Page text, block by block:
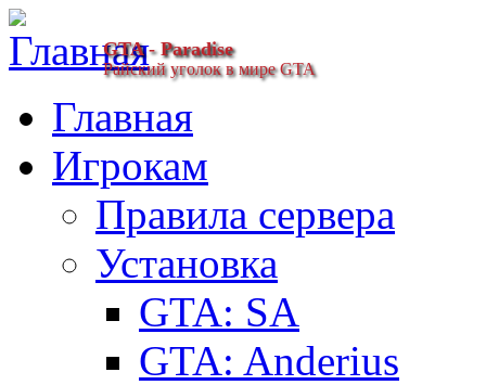
GTA - Paradise
Райский уголок в мире GTA
Главная
Игрокам
Правила сервера
Установка
GTA: SA
GTA: Anderius